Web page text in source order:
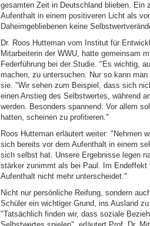
gesamten Zeit in Deutschland blieben. Ein
Aufenthalt in einem positiveren Licht als
Daheimgebliebenen keine
Dr. Roos Hutteman vom Institut für
Mitarbeiterin der WWU, hatte gemeinsam
Federführung bei der Studie. "Es wichtig,
machen, zu untersuchen. Nur so kann
sie. "Wir sehen zum Beispiel, dass sich
einen Anstieg des Selbstwertes, während
werden. Besonders spannend: Vor allem
hatten, scheinen zu profitieren."
Roos Hutteman erläutert weiter: "Nehmen
sich bereits vor dem Aufenthalt in einem
sich selbst hat. Unsere Ergebnisse legen
stärker zunimmt als bei Paul. Im
Aufenthalt nicht mehr unterscheidet."
Nicht nur persönliche Reifung, sondern
Schüler ein wichtiger Grund, ins Ausland
"Tatsächlich finden wir, dass soziale